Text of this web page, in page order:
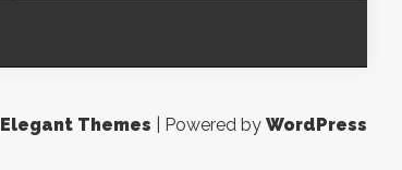
Elegant Themes | Powered by WordPress